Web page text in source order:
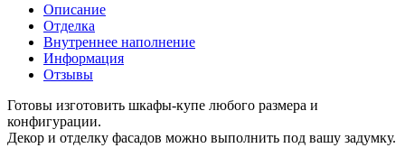
Описание
Отделка
Внутреннее наполнение
Информация
Отзывы
Готовы изготовить шкафы-купе любого размера и
конфигурации.
Декор и отделку фасадов можно выполнить под вашу задумку.